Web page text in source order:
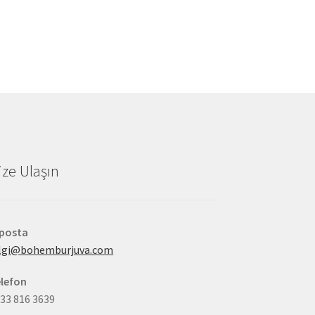
Ulaşın
816 3639